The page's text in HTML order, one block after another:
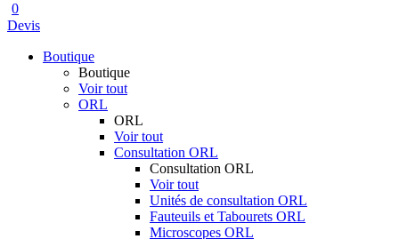
0
Devis
Boutique
Boutique
Voir tout
ORL
ORL
Voir tout
Consultation ORL
Consultation ORL
Voir tout
Unités de consultation ORL
Fauteuils et Tabourets ORL
Microscopes ORL